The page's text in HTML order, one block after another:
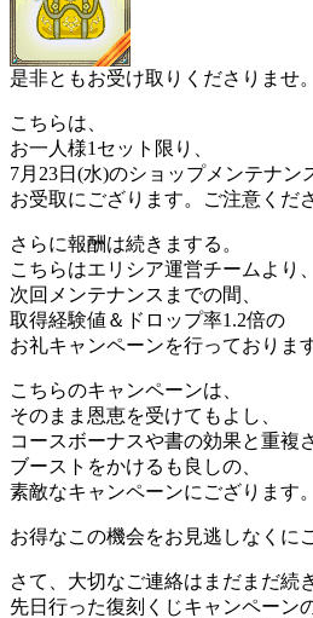
是非ともお受け取りくださりませ。
こちらは、
お一人様1セット限り、
7月23日(水)のショップメンテナン
お受取にござります。ご注意くだ
さらに報酬は続きまする。
こちらはエリシア運営チームより、
次回メンテナンスまでの間、
取得経験値＆ドロップ率1.2倍の
お礼キャンペーンを行っておりま
こちらのキャンペーンは、
そのまま恩恵を受けてもよし、
コースボーナスや書の効果と重複
ブーストをかけるも良しの、
素敵なキャンペーンにござります。
お得なこの機会をお見逃しなくに
さて、大切なご連絡はまだまだ続
先日行った復刻くじキャンペーン